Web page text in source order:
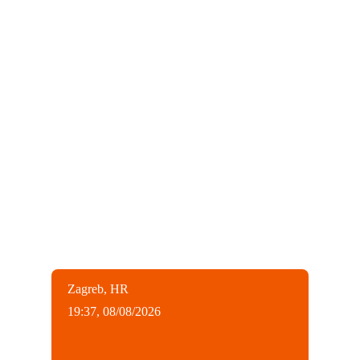
Zagreb, HR
19:37, 08/08/2026